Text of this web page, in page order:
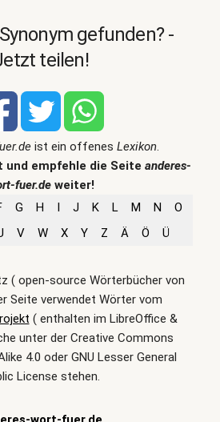
gefunden? -
teilen!
ist ein offenes Lexikon.
und empfehle die Seite anderes-
fuer.de weiter!
G H I J K L M N
O
V W X Y Z Ä Ö Ü
( open-source Wörterbücher von
Seite verwendet Wörter vom
( enthalten im LibreOffice &
unter der Creative Commons
4.0 oder GNU Lesser General
License stehen.